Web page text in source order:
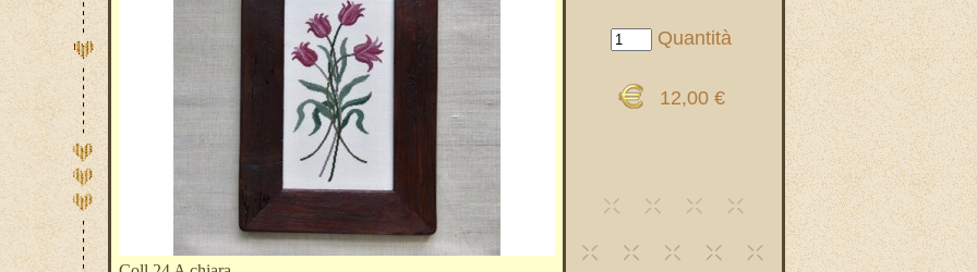
Quantità
12,00 €